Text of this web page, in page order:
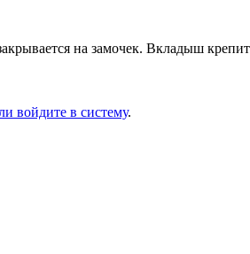
на замочек. Вкладыш
войдите в систему.